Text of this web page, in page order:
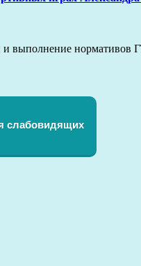
и выполнение
слабовидящих